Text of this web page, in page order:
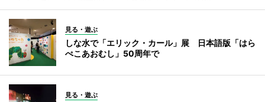
見る・遊ぶ
しな水で「エリック・カール」展 日本語版「はら
ぺこあおむし」50周年で
見る・遊ぶ